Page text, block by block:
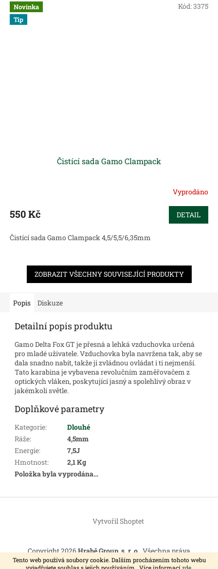
Tento web používá soubory cookie. Dalším procházením tohoto webu
vyjadřujete souhlas s jejich používáním.. Více informacízde.
Novinka
Tip
Čistící sada Gamo Clampack
Vyprodáno
550 Kč DETAIL
Čistící sada Gamo Clampack 4,5/5,5/6,35mm
Kód:3375
ZOBRAZIT VŠECHNY SOUVISEJÍCÍ PRODUKTY
Popis Diskuze
Detailní popis produktu
Gamo Delta Fox GT je přesná a lehká vzduchovka určená
pro mladé uživatele. Vzduchovka byla navržena tak, aby se
dala snadno nabít, takže ji zvládnou ovládat i ti nejmenší.
Tato karabina je vybavena revolučním zaměřovačem z
optických vláken, poskytující jasný a spolehlivý obraz v
jakémkoli světle.
Doplňkové parametry
Kategorie:
Dlouhé
Ráže:
4,5mm
Energie:
7,5J
Hmotnost:
2,1 Kg
Položka byla vyprodána…
Z
í
Vytvořil Shoptet
Copyright 2026Hrabě Group, s. r. o.. Všechna práva
vyhrazena.